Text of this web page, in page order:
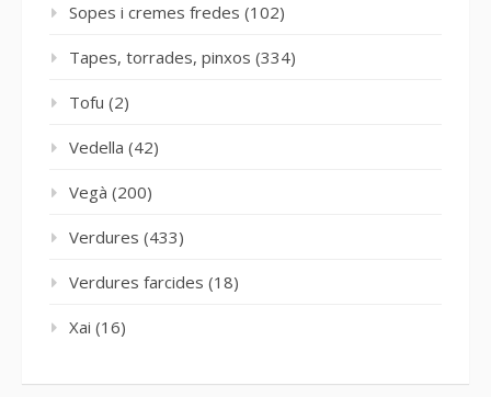
Sopes i cremes fredes (102)
Tapes, torrades, pinxos (334)
Tofu (2)
Vedella (42)
Vegà (200)
Verdures (433)
Verdures farcides (18)
Xai (16)